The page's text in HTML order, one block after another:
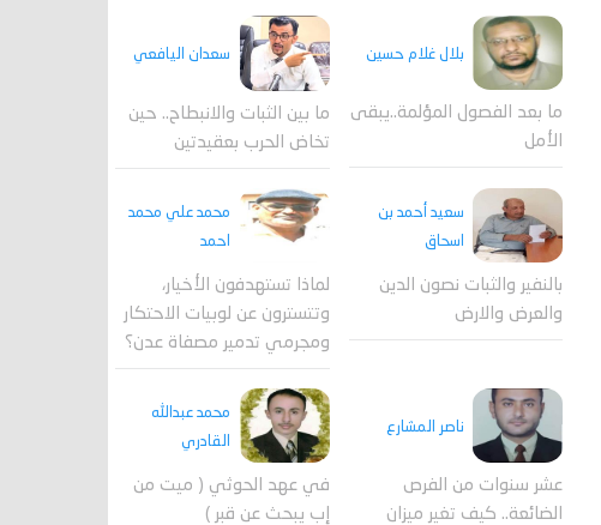
بلال غلام حسين
ما بعد الفصول المؤلمة..يبقى
الأمل
سعدان اليافعي
ما بين الثبات والانبطاح.. حين
تخاض الحرب بعقيدتين
سعيد أحمد بن
اسحاق
بالنفير والثبات نصون الدين
والعرض والارض
محمد علي محمد
احمد
لماذا تستهدفون الأخيار،
وتتسترون عن لوبيات الاحتكار
ومجرمي تدمير مصفاة عدن؟
ناصر المشارع
عشر سنوات من الفرص
الضائعة.. كيف تغير ميزان
محمد عبدالله
القادري
في عهد الحوثي ( ميت من
إب يبحث عن قبر )